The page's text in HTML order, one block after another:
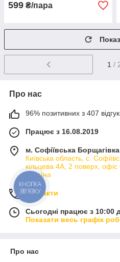
599 ₴/пара
1 /
Про нас
96% позитивних з 407
Працює з 16.08.2019
м. Софіївська Борщагівка
Київська область, с.
кільцева 4А, 2 поверх, офіс
Україна
Контакти
Сьогодні працює з 10:00
Показати весь графік
Про нас
КНОПКА
ЗВ'ЯЗКУ